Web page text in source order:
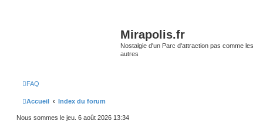
Mirapolis.fr
Nostalgie d'un Parc d'attraction pas comme les
autres
FAQ
Accueil Index du forum
Nous sommes le jeu. 6 août 2026 13:34